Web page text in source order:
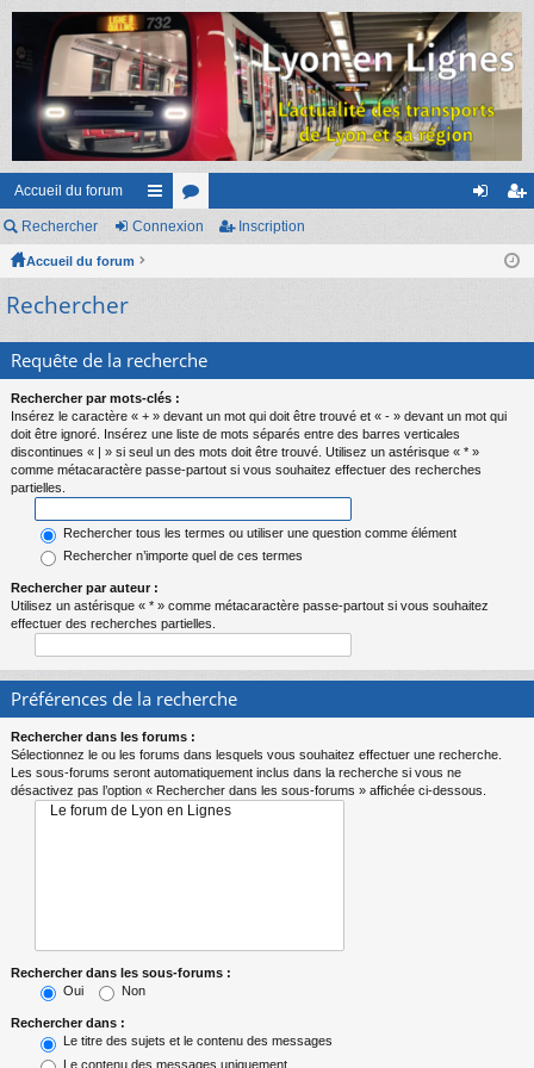
Accueil du forum
ac
s
or
cri
Rechercher Connexion Inscription
Accueil du forum
Rechercher
Requête de la recherche
Rechercher par mots-clés :
Insérez le caractère « + » devant un mot qui doit être trouvé et « - » devant un mot qui
doit être ignoré. Insérez une liste de mots séparés entre des barres verticales
discontinues « | » si seul un des mots doit être trouvé. Utilisez un astérisque « * »
comme métacaractère passe-partout si vous souhaitez effectuer des recherches
partielles.
Rechercher tous les termes ou utiliser une question comme élément
Rechercher n’importe quel de ces termes
Rechercher par auteur :
Utilisez un astérisque « * » comme métacaractère passe-partout si vous souhaitez
effectuer des recherches partielles.
Préférences de la recherche
Rechercher dans les forums :
Sélectionnez le ou les forums dans lesquels vous souhaitez effectuer une recherche.
Les sous-forums seront automatiquement inclus dans la recherche si vous ne
désactivez pas l’option « Rechercher dans les sous-forums » affichée ci-dessous.
Rechercher dans les sous-forums :
Oui
Non
Rechercher dans :
Le titre des sujets et le contenu des messages
Le contenu des messages uniquement